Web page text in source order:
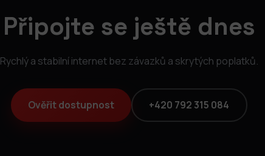
Připojte se ještě dnes
Rychlý a stabilní internet bez závazků a skrytých poplatků.
Ověřit dostupnost +420 792 315 084